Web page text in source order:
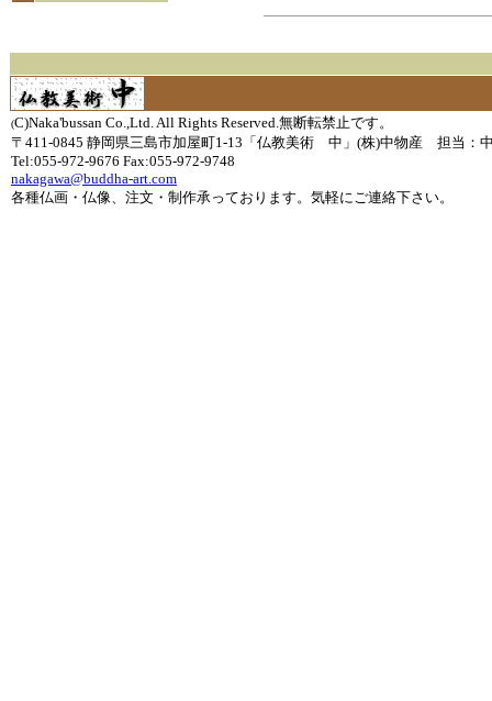
(C)Naka'bussan Co.,Ltd. All Rights Reserved.無断転禁止です。
〒411-0845 静岡県三島市加屋町1-13「仏教美術 中」(株)中物産 担当：
Tel:055-972-9676 Fax:055-972-9748
nakagawa@buddha-art.com
各種仏画・仏像、注文・制作承っております。気軽にご連絡下さい。